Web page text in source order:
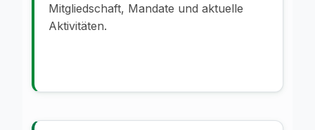
Mitgliedschaft, Mandate und aktuelle
Aktivitäten.